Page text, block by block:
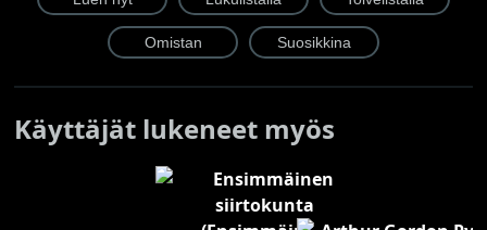
Käyttäjät lukeneet myös